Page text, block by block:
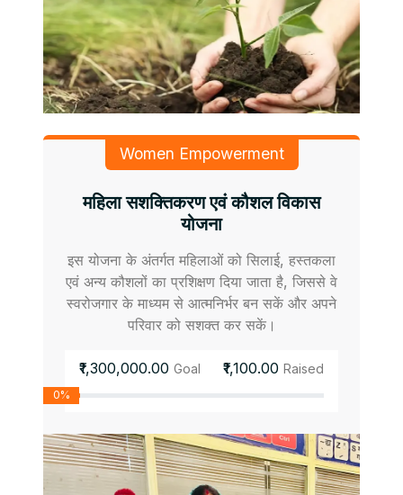
Women Empowerment
महिला सशक्तिकरण एवं कौशल विकास
योजना
इस योजना के अंतर्गत महिलाओं को सिलाई, हस्तकला
एवं अन्य कौशलों का प्रशिक्षण दिया जाता है, जिससे वे
स्वरोजगार के माध्यम से आत्मनिर्भर बन सकें और अपने
परिवार को सशक्त कर सकें।
₹1,300,000.00 Goal ₹1,100.00 Raised
0%